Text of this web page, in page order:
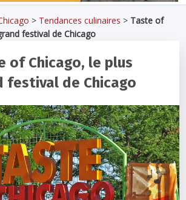
> Tendances culinaires > Taste of
festival de Chicago
of Chicago, le plus
festival de Chicago